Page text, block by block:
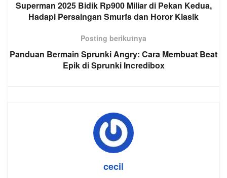
Superman 2025 Bidik Rp900 Miliar di Pekan Kedua,
Hadapi Persaingan Smurfs dan Horor Klasik
Posting berikutnya
Panduan Bermain Sprunki Angry: Cara Membuat Beat
Epik di Sprunki Incredibox
cecil